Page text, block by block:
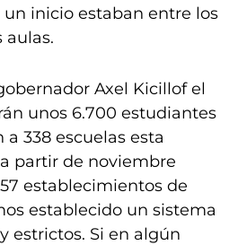
inicio estaban entre los
aulas.
Axel Kicillof el
unos 6.700 estudiantes
338 escuelas esta
partir de noviembre
establecimientos de
establecido un sistema
estrictos. Si en algún